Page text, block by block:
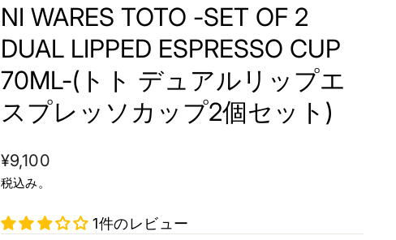
NI WARES TOTO -SET OF 2
DUAL LIPPED ESPRESSO CUP
70ML-(トト デュアルリップエ
スプレッソカップ2個セット)
通
常
格
¥9,100
税込み。
1件のレビュー